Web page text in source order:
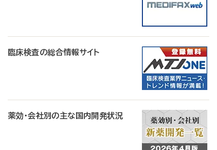
臨床検査の総合情報サイト
薬効・会社別の主な国内開発状況